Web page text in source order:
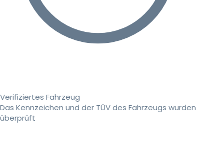
Verifiziertes Fahrzeug
Das Kennzeichen und der TÜV des Fahrzeugs wurden
überprüft